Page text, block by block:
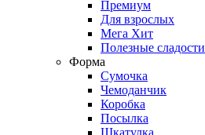
Премиум
Для взрослых
Мега Хит
Полезные сладости
Форма
Сумочка
Чемоданчик
Коробка
Посылка
Шкатулка